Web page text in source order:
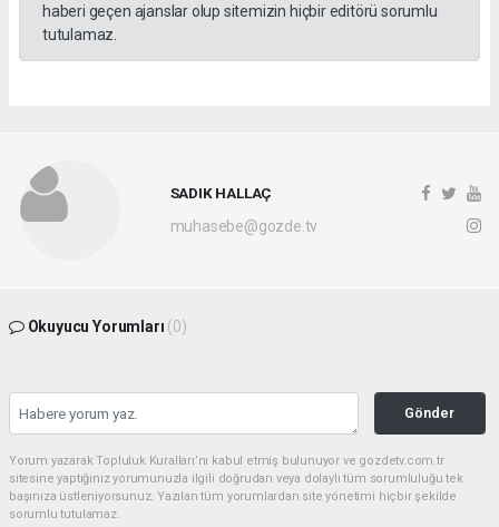
haberi geçen ajanslar olup sitemizin hiçbir editörü sorumlu
tutulamaz.
SADIK HALLAÇ
muhasebe@gozde.tv
Okuyucu Yorumları (0)
Gönder
Yorum yazarak Topluluk Kuralları’nı kabul etmiş bulunuyor ve gozdetv.com.tr
sitesine yaptığınız yorumunuzla ilgili doğrudan veya dolaylı tüm sorumluluğu tek
başınıza üstleniyorsunuz. Yazılan tüm yorumlardan site yönetimi hiçbir şekilde
sorumlu tutulamaz.